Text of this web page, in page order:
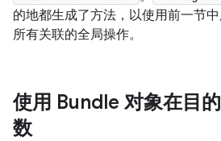
的地都生成了方法，以使用前一节
所有关联的全局操作。
使用 Bundle 对象在目
数